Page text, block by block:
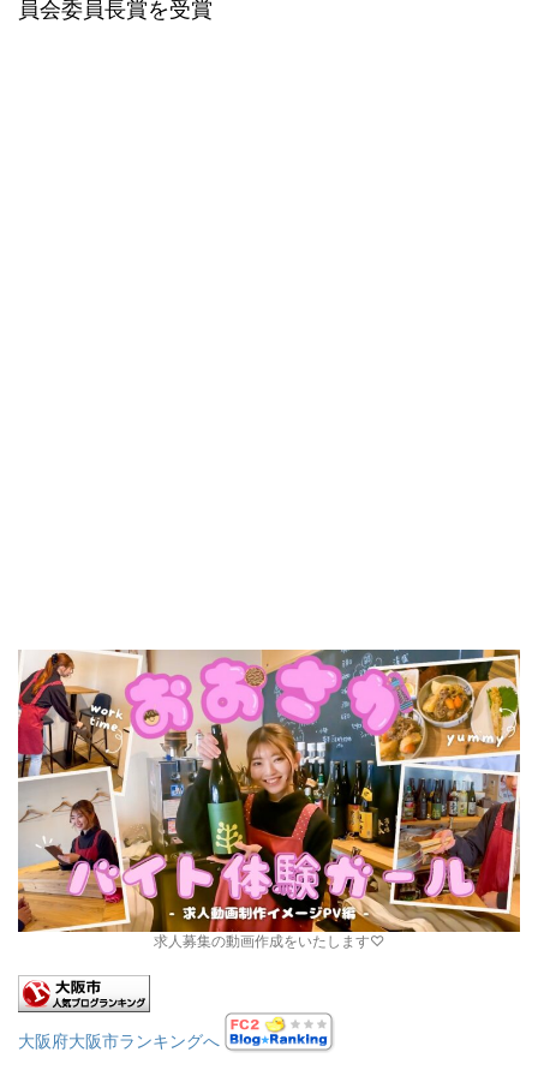
員会委員長賞を受賞
求人募集の動画作成をいたします♡
大阪府大阪市ランキングへ